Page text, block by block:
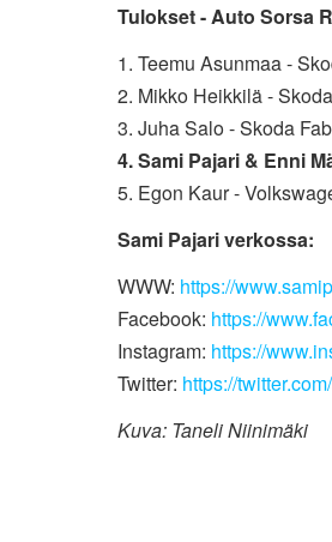
Tulokset - Auto Sorsa
1. Teemu Asunmaa -
2. Mikko Heikkilä -
3. Juha Salo - Skoda
4. Sami Pajari & Enni
5. Egon Kaur -
Sami Pajari verkossa:
WWW: https://
Facebook: https://
Instagram: https://
Twitter: https://
Kuva: Taneli Niinimäki